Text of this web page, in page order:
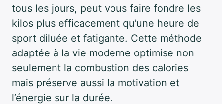
tous les jours, peut vous faire fondre les
kilos plus efficacement qu’une heure de
sport diluée et fatigante. Cette méthode
adaptée à la vie moderne optimise non
seulement la combustion des calories
mais préserve aussi la motivation et
l’énergie sur la durée.